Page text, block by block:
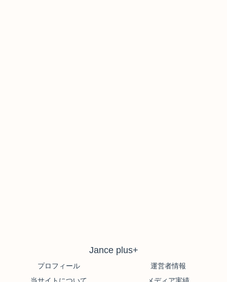
Jance plus+
プロフィール
運営者情報
当サイトについて
メディア実績